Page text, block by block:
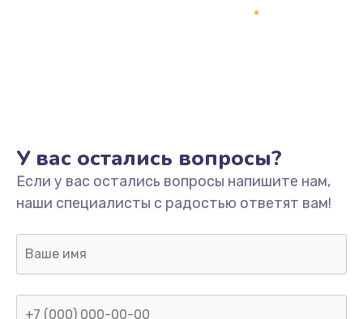
У вас остались вопросы?
Если у вас остались вопросы напишите нам,
наши специалисты с радостью ответят вам!